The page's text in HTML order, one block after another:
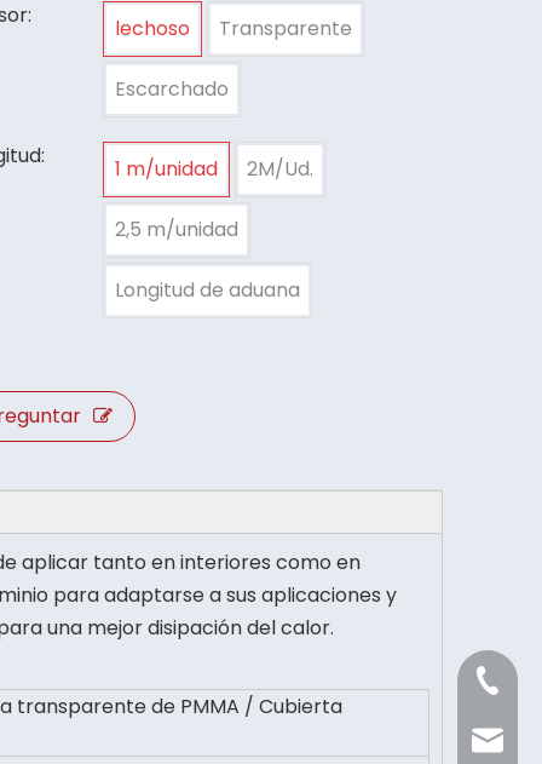
lechoso Transparente
Escarchado
1 m/unidad 2M/Ud.
2,5 m/unidad
Longitud de aduana
aplicar tanto en interiores como en
para adaptarse a sus aplicaciones y
una mejor disipación del calor.
transparente de PMMA / Cubierta
+86 21